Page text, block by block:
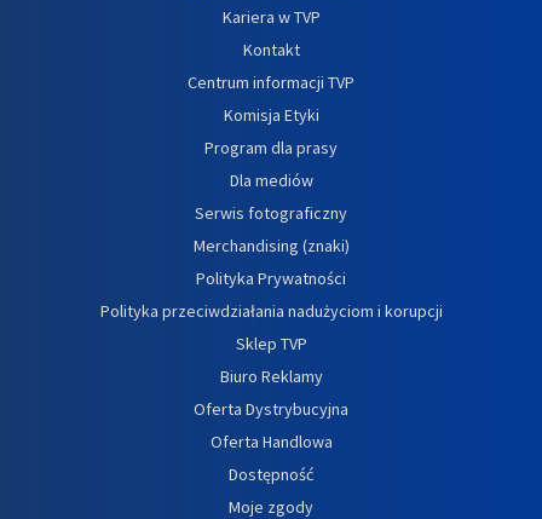
Kariera w TVP
Kontakt
Centrum informacji TVP
Komisja Etyki
Program dla prasy
Dla mediów
Serwis fotograficzny
Merchandising (znaki)
Polityka Prywatności
Polityka przeciwdziałania nadużyciom i korupcji
Sklep TVP
Biuro Reklamy
Oferta Dystrybucyjna
Oferta Handlowa
Dostępność
Moje zgody